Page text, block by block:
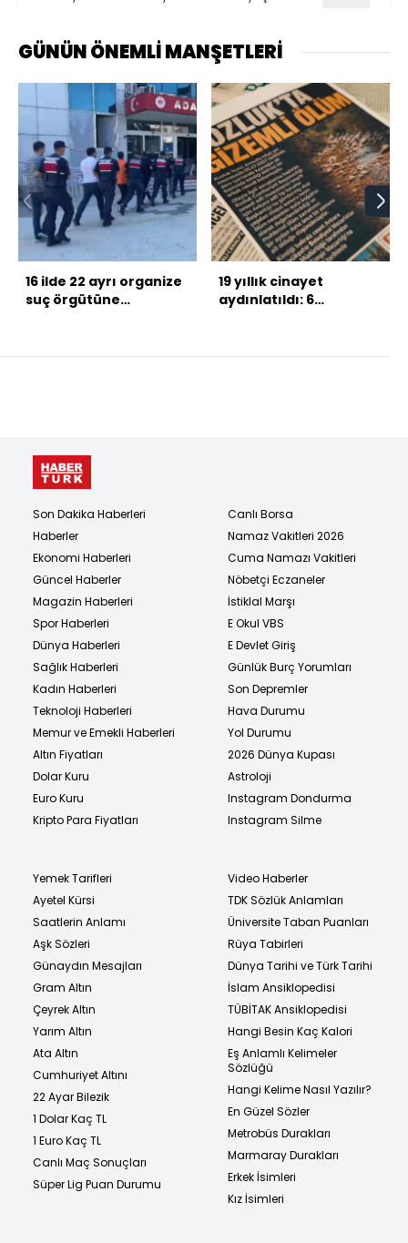
GÜNÜN ÖNEMLİ MANŞETLERİ
16 ilde 22 ayrı organize
suç örgütüne
19 yıllık cinayet
aydınlatıldı: 6
Son Dakika Haberleri
Haberler
Ekonomi Haberleri
Güncel Haberler
Magazin Haberleri
Spor Haberleri
Dünya Haberleri
Sağlık Haberleri
Kadın Haberleri
Teknoloji Haberleri
Memur ve Emekli Haberleri
Altın Fiyatları
Dolar Kuru
Euro Kuru
Kripto Para Fiyatları
Canlı Borsa
Namaz Vakitleri 2026
Cuma Namazı Vakitleri
Nöbetçi Eczaneler
İstiklal Marşı
E Okul VBS
E Devlet Giriş
Günlük Burç Yorumları
Son Depremler
Hava Durumu
Yol Durumu
2026 Dünya Kupası
Astroloji
Instagram Dondurma
Instagram Silme
Yemek Tarifleri
Ayetel Kürsi
Saatlerin Anlamı
Aşk Sözleri
Günaydın Mesajları
Gram Altın
Çeyrek Altın
Yarım Altın
Ata Altın
Cumhuriyet Altını
22 Ayar Bilezik
1 Dolar Kaç TL
1 Euro Kaç TL
Canlı Maç Sonuçları
Süper Lig Puan Durumu
Video Haberler
TDK Sözlük Anlamları
Üniversite Taban Puanları
Rüya Tabirleri
Dünya Tarihi ve Türk Tarihi
İslam Ansiklopedisi
TÜBİTAK Ansiklopedisi
Hangi Besin Kaç Kalori
Eş Anlamlı Kelimeler
Sözlüğü
Hangi Kelime Nasıl Yazılır?
En Güzel Sözler
Metrobüs Durakları
Marmaray Durakları
Erkek İsimleri
Kız İsimleri